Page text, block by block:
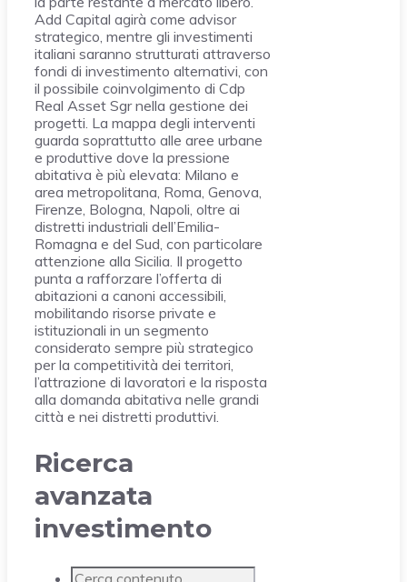
Add Capital agirà come advisor
strategico, mentre gli investimenti
italiani saranno strutturati attraverso
fondi di investimento alternativi, con
il possibile coinvolgimento di Cdp
Real Asset Sgr nella gestione dei
progetti. La mappa degli interventi
guarda soprattutto alle aree urbane
e produttive dove la pressione
abitativa è più elevata: Milano e
area metropolitana, Roma, Genova,
Firenze, Bologna, Napoli, oltre ai
distretti industriali dell’Emilia-
Romagna e del Sud, con particolare
attenzione alla Sicilia. Il progetto
punta a rafforzare l’offerta di
abitazioni a canoni accessibili,
mobilitando risorse private e
istituzionali in un segmento
considerato sempre più strategico
per la competitività dei territori,
l’attrazione di lavoratori e la risposta
alla domanda abitativa nelle grandi
città e nei distretti produttivi.
Ricerca
avanzata
investimento